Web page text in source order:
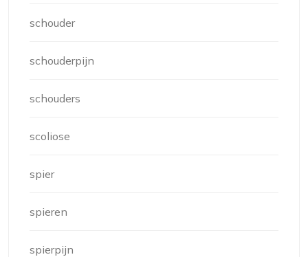
schouder
schouderpijn
schouders
scoliose
spier
spieren
spierpijn